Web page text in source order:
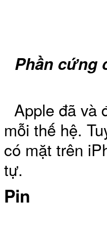
Phần cứng
Apple đã và
mỗi thế hệ.
có mặt trên
tự.
Pin